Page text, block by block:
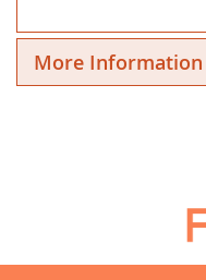
More Information